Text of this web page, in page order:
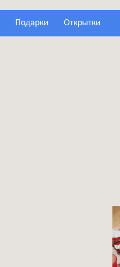
подарки открытки